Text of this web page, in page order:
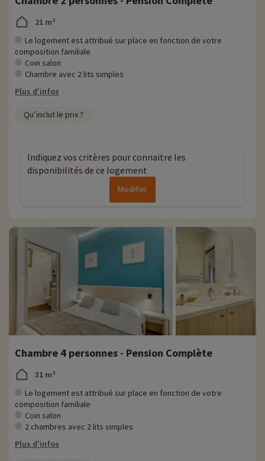
21 m²
Le logement est attribué sur place en fonction de votre
composition familiale
Coin salon
Chambre avec 2 lits simples
Plus d'infos
Qu’inclut le prix ?
Indiquez vos critères pour connaitre les
disponibilités de ce logement
Modifier
Chambre 4 personnes - Pension Complète
31 m²
Le logement est attribué sur place en fonction de votre
composition familiale
Coin salon
2 chambres avec 2 lits simples
Plus d'infos